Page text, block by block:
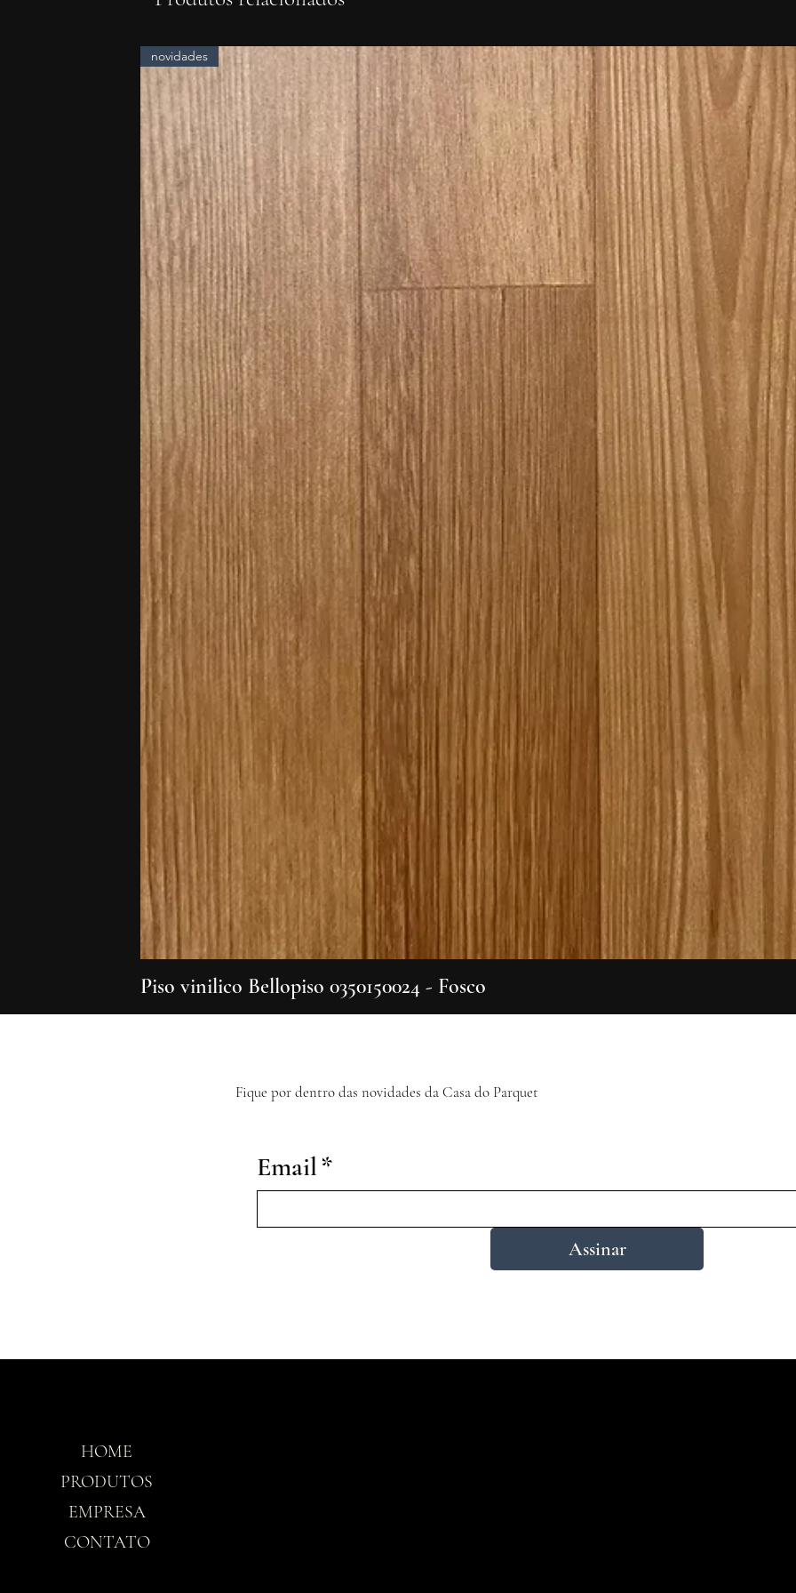
novidades
Piso vinilico Bellopiso 0350150024 - Fosco
Email*
Assinar
Fique por dentro das novidades da Casa do Parquet
HOME
PRODUTOS
EMPRESA
CONTATO